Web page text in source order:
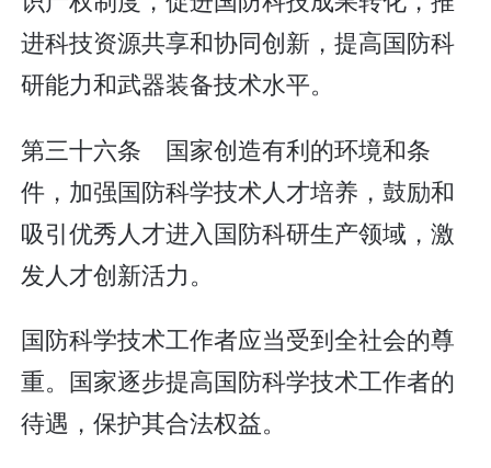
进科技资源共享和协同创新，提高国防科
研能力和武器装备技术水平。
第三十六条 国家创造有利的环境和条
件，加强国防科学技术人才培养，鼓励和
吸引优秀人才进入国防科研生产领域，激
发人才创新活力。
国防科学技术工作者应当受到全社会的尊
重。国家逐步提高国防科学技术工作者的
待遇，保护其合法权益。